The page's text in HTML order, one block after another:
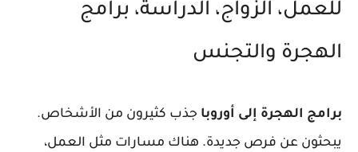
للعمل، الزواج، الدراسة، برامج
الهجرة والتجنس
برامج الهجرة إلى أوروباجذب كثيرون من الأشخاص.
يبحثون عن فرص جديدة. هناك مسارات مثل العمل،